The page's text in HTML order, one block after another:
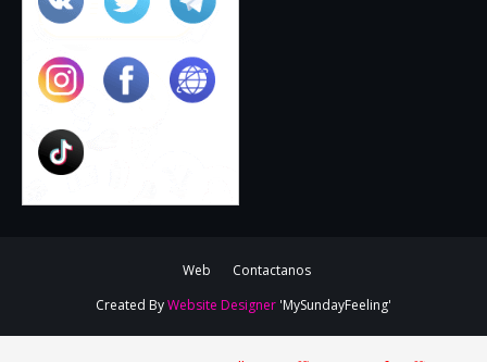
Web
Contactanos
Created ByWebsite Designer 'MySundayFeeling'